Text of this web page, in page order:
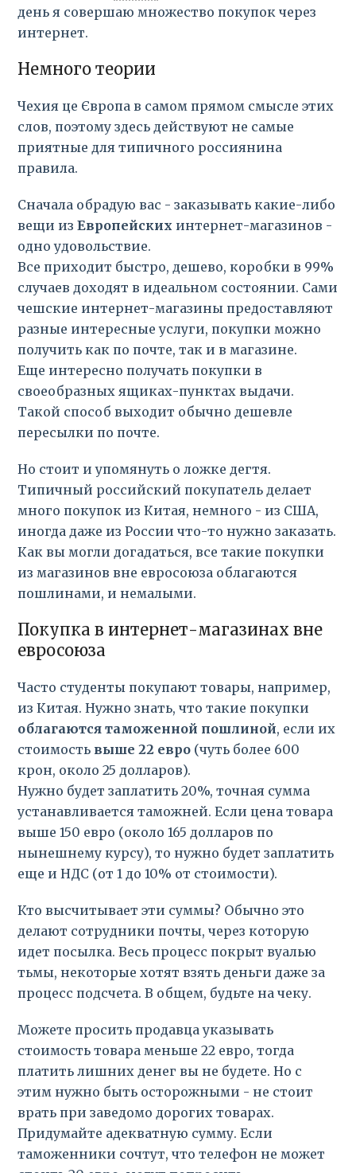
день я совершаю множество покупок через
интернет.
Немного теории
Чехия це Європа в самом прямом смысле этих
слов, поэтому здесь действуют не самые
приятные для типичного россиянина
правила.
Сначала обрадую вас - заказывать какие-либо
вещи изЕвропейских интернет-магазинов -
одно удовольствие.
Все приходит быстро, дешево, коробки в 99%
случаев доходят в идеальном состоянии. Сами
чешские интернет-магазины предоставляют
разные интересные услуги, покупки можно
получить как по почте, так и в магазине.
Еще интересно получать покупки в
своеобразных ящиках-пунктах выдачи.
Такой способ выходит обычно дешевле
пересылки по почте.
Но стоит и упомянуть о ложке дегтя.
Типичный российский покупатель делает
много покупок из Китая, немного - из США,
иногда даже из России что-то нужно заказать.
Как вы могли догадаться, все такие покупки
из магазинов вне евросоюза облагаются
пошлинами, и немалыми.
Покупка в интернет-магазинах вне
евросоюза
Часто студенты покупают товары, например,
из Китая. Нужно знать, что такие покупки
облагаются таможенной пошлиной, если их
стоимость выше 22 евро (чуть более 600
крон, около 25 долларов).
Нужно будет заплатить 20%, точная сумма
устанавливается таможней. Если цена товара
выше 150 евро (около 165 долларов по
нынешнему курсу), то нужно будет заплатить
еще и НДС (от 1 до 10% от стоимости).
Кто высчитывает эти суммы? Обычно это
делают сотрудники почты, через которую
идет посылка. Весь процесс покрыт вуалью
тьмы, некоторые хотят взять деньги даже за
процесс подсчета. В общем, будьте на чеку.
Можете просить продавца указывать
стоимость товара меньше 22 евро, тогда
платить лишних денег вы не будете. Но с
этим нужно быть осторожными - не стоит
врать при заведомо дорогих товарах.
Придумайте адекватную сумму. Если
таможенники сочтут, что телефон не может